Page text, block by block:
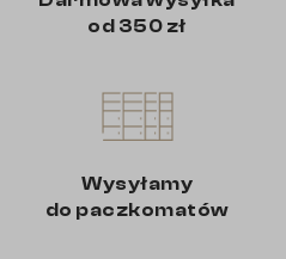
od 350 zł
Wysyłamy
do paczkomatów